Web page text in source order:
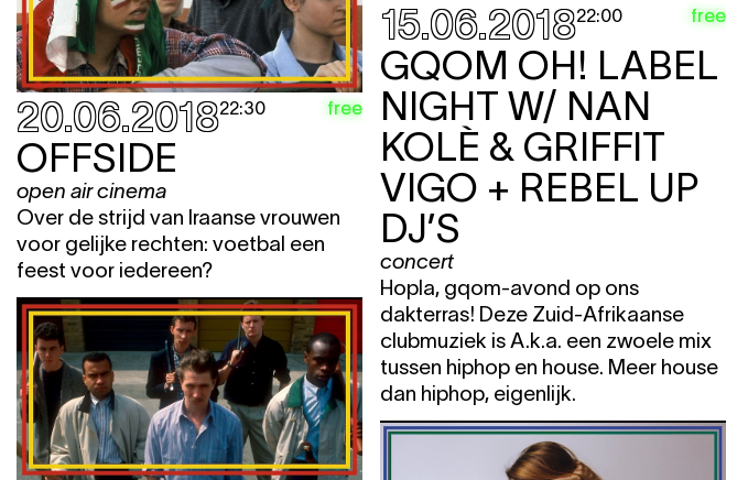
15.06.201822:00 free
GQOM OH! LABEL
NIGHT W/ NAN
KOLÈ & GRIFFIT
VIGO + REBEL UP
DJ’S
concert
Hopla, gqom-avond op ons
dakterras! Deze Zuid-Afrikaanse
clubmuziek is A.k.a. een zwoele mix
tussen hiphop en house. Meer house
dan hiphop, eigenlijk.
20.06.201822:30 free
OFFSIDE
open air cinema
Over de strijd van Iraanse vrouwen
voor gelijke rechten: voetbal een
feest voor iedereen?